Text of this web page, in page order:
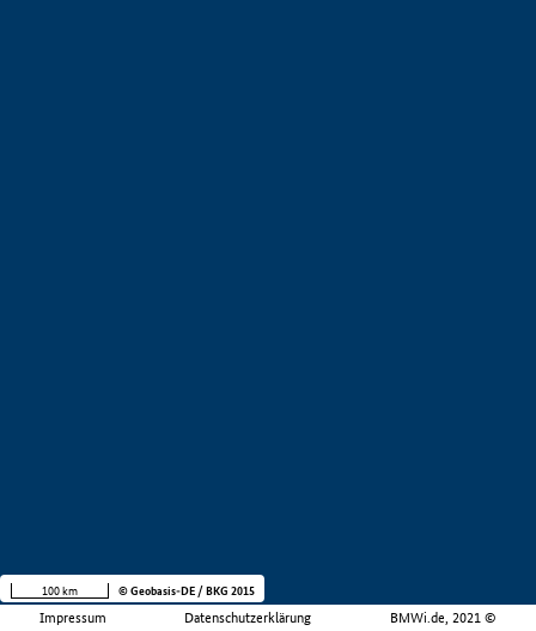
Impressum Datenschutzerklärung BMWi.de, 2021 ©
100 km © Geobasis-DE / BKG 2015